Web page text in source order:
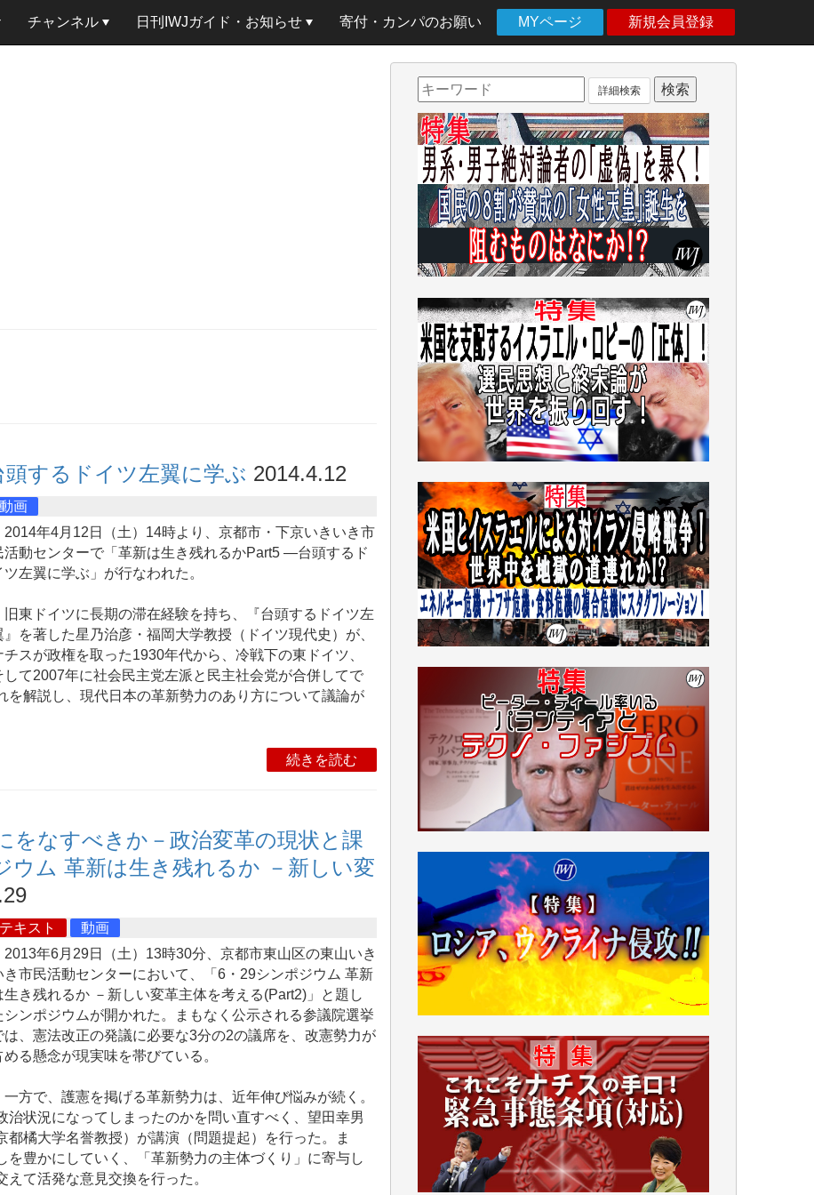
チャンネル 日刊IWJガイド・お知らせ 寄付・カンパのお願い MYページ 新規会員登録
するドイツ左翼に学ぶ 2014.4.12
動画
年4月12日（土）14時より、京都市・下京いきいき市
活動センターで「革新は生き残れるかPart5 ―台頭するド
ツ左翼に学ぶ」が行なわれた。
東ドイツに長期の滞在経験を持ち、『台頭するドイツ左
』を著した星乃治彦・福岡大学教授（ドイツ現代史）が、
チスが政権を取った1930年代から、冷戦下の東ドイツ、
して2007年に社会民主党左派と民主社会党が合併してで
を解説し、現代日本の革新勢力のあり方について議論が
続きを読む
をなすべきか－政治変革の現状と課
ウム 革新は生き残れるか －新しい変
テキスト
動画
年6月29日（土）13時30分、京都市東山区の東山いき
き市民活動センターにおいて、「6・29シンポジウム 革新
生き残れるか －新しい変革主体を考える(Part2)」と題し
シンポジウムが開かれた。まもなく公示される参議院選挙
は、憲法改正の発議に必要な3分の2の議席を、改憲勢力が
める懸念が現実味を帯びている。
方で、護憲を掲げる革新勢力は、近年伸び悩みが続く。
状況になってしまったのかを問い直すべく、望田幸男
橘大学名誉教授）が講演（問題提起）を行った。ま
豊かにしていく、「革新勢力の主体づくり」に寄与し
て活発な意見交換を行った。
詳細検索